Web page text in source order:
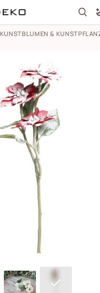
Search
KUNSTBLUMEN &